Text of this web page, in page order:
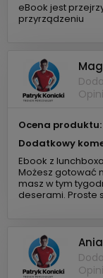
eBook jest
przyrządzeniu
Ocena produktu:
Dodatkowy
Ebook z
Możesz gotować
masz w tym
deserami. Proste
Ania